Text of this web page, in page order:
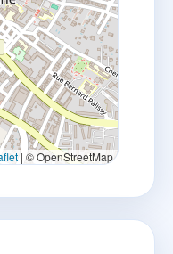
| © OpenStreetMap